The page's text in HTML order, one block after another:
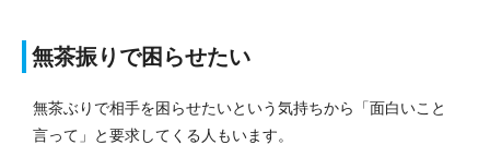
無茶振りで困らせたい
無茶ぶりで相手を困らせたいという気持ちから「面白いこと
言って」と要求してくる人もいます。